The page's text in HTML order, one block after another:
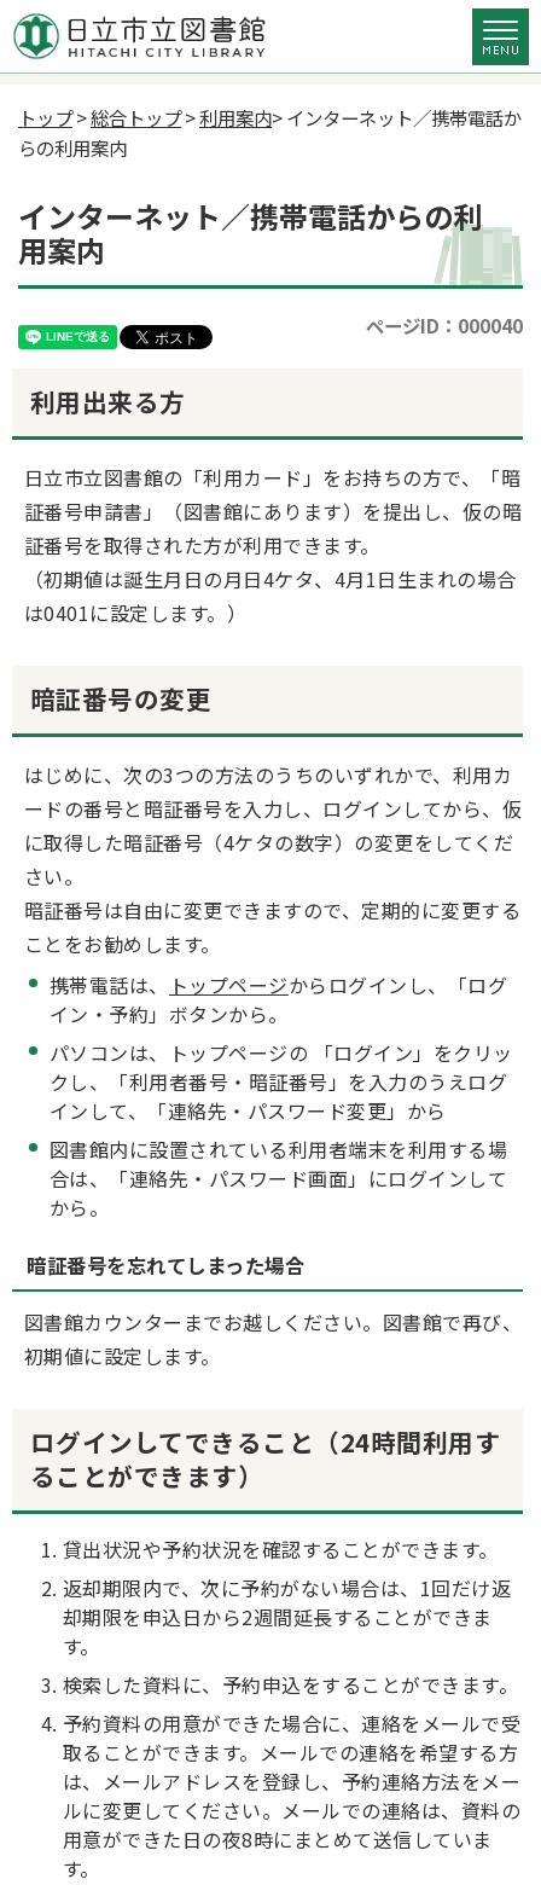
トップ>総合トップ>利用案内> インターネット／携帯電話か
らの利用案内
インターネット／携帯電話からの利
用案内
ページID：000040
利用出来る方
日立市立図書館の「利用カード」をお持ちの方で、「暗
証番号申請書」（図書館にあります）を提出し、仮の暗
証番号を取得された方が利用できます。
（初期値は誕生月日の月日4ケタ、4月1日生まれの場合
は0401に設定します。）
暗証番号の変更
はじめに、次の3つの方法のうちのいずれかで、利用カ
ードの番号と暗証番号を入力し、ログインしてから、仮
に取得した暗証番号（4ケタの数字）の変更をしてくだ
さい。
暗証番号は自由に変更できますので、定期的に変更する
ことをお勧めします。
携帯電話は、
トップページからログインし、「ログ
イン・予約」ボタンから。
パソコンは、トップページの 「ログイン」をクリッ
クし、「利用者番号・暗証番号」を入力のうえログ
インして、「連絡先・パスワード変更」から
図書館内に設置されている利用者端末を利用する場
合は、「連絡先・パスワード画面」にログインして
から。
暗証番号を忘れてしまった場合
図書館カウンターまでお越しください。図書館で再び、
初期値に設定します。
ログインしてできること（24時間利用す
ることができます）
貸出状況や予約状況を確認することができます。
返却期限内で、次に予約がない場合は、1回だけ返
却期限を申込日から2週間延長することができま
す。
検索した資料に、予約申込をすることができます。
予約資料の用意ができた場合に、連絡をメールで受
取ることができます。メールでの連絡を希望する方
は、メールアドレスを登録し、予約連絡方法をメー
ルに変更してください。メールでの連絡は、資料の
用意ができた日の夜8時にまとめて送信していま
す。